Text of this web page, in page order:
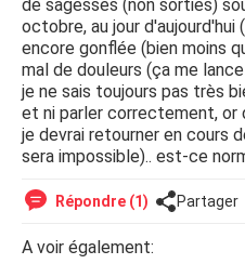
de sagesses (non sorties)
octobre, au jour d'aujourd'hui
encore gonflée (bien moins
mal de douleurs (ça me
je ne sais toujours pas très
et ni parler correctement, or
je devrai retourner en cours
sera impossible).. est-ce
Répondre (1) Partager
A voir également: